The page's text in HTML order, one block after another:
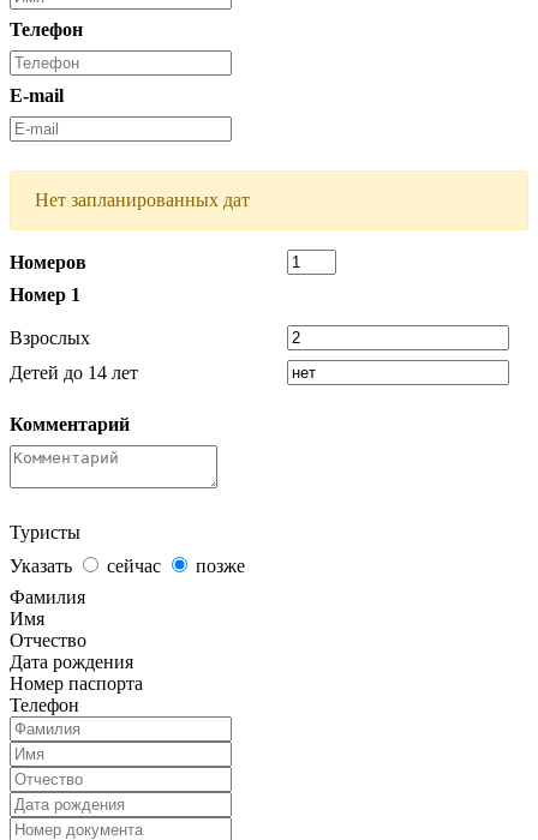
Телефон
E-mail
Нет запланированных дат
Номеров
Номер 1
Взрослых
Детей до 14 лет
Комментарий
Туристы
Указать
сейчас
позже
Фамилия
Имя
Отчество
Дата рождения
Номер паспорта
Телефон